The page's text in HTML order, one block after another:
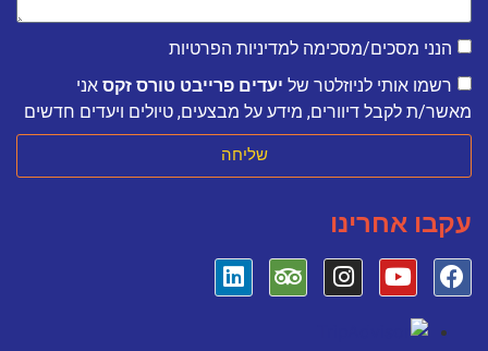
הנני מסכים/מסכימה למדיניות הפרטיות
רשמו אותי לניוזלטר של יעדים פרייבט טורס זקס אני
מאשר/ת לקבל דיוורים, מידע על מבצעים, טיולים ויעדים חדשים
שליחה
עקבו אחרינו